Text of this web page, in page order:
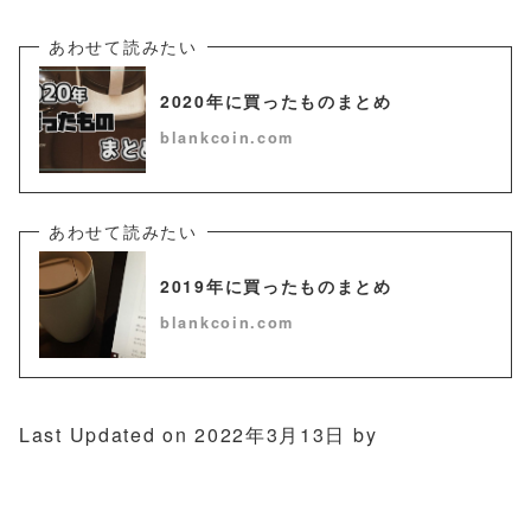
2020年に買ったものまとめ
blankcoin.com
2019年に買ったものまとめ
blankcoin.com
Last Updated on 2022年3月13日 by